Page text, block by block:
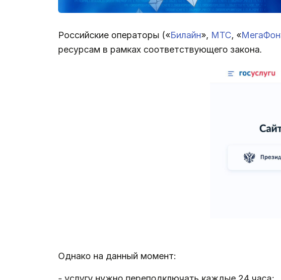
Российские операторы («Билайн», МТС, «МегаФон
ресурсам в рамках соответствующего закона.
Однако на данный момент: